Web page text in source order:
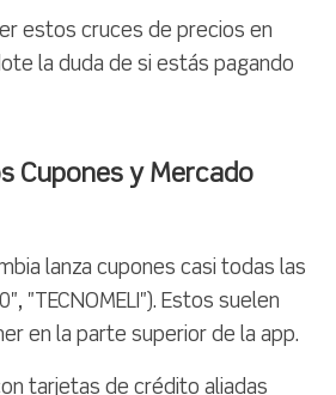
estos cruces de precios en
la duda de si estás pagando
Cupones y Mercado
lanza cupones casi todas las
"TECNOMELI"). Estos suelen
en la parte superior de la app.
tarjetas de crédito aliadas